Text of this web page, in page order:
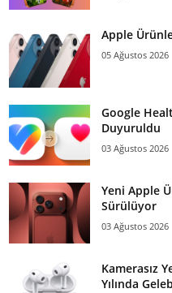
Apple
05 Ağustos 2026
Google
Duyuruldu
03 Ağustos 2026
Yeni Apple
Sürülüyor
03 Ağustos 2026
Kamerasız
Yılında